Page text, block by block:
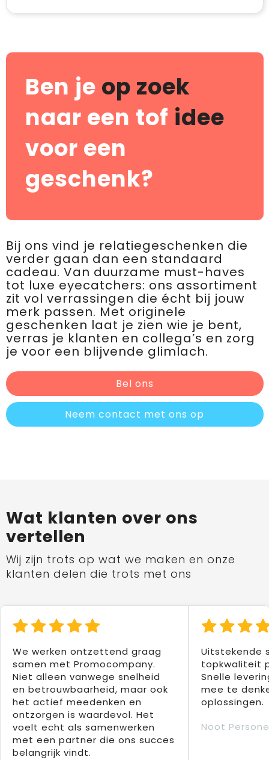
Ben je op zoek
naar een tof idee
voor een
geschenk?
Bij ons vind je relatiegeschenken die
verder gaan dan een standaard
cadeau. Van duurzame must-haves
tot luxe eyecatchers: ons assortiment
zit vol verrassingen die écht bij jouw
merk passen. Met originele
geschenken laat je zien wie je bent,
verras je klanten en collega’s en zorg
je voor een blijvende glimlach.
Bel ons
Neem contact met ons op
Wat klanten over ons
vertellen
Wij zijn trots op wat we maken en onze
klanten delen die trots met ons
We werken ontzettend graag
samen met Promocompany.
Niet alleen vanwege snelheid
en betrouwbaarheid, maar ook
het actief meedenken en
ontzorgen is waardevol. Het
voelt echt als samenwerken
met een partner die ons succes
belangrijk vindt.
Uitstekende
topkwaliteit
Snelle
mee te
oplossingen.
Noot